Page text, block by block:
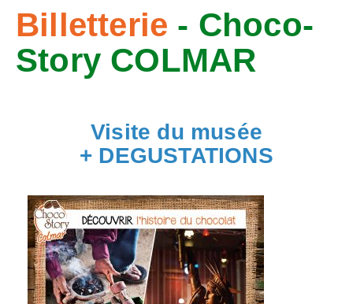
g
t
Billetterie - Choco-
Story COLMAR
Visite du musée
+ DEGUSTATIONS